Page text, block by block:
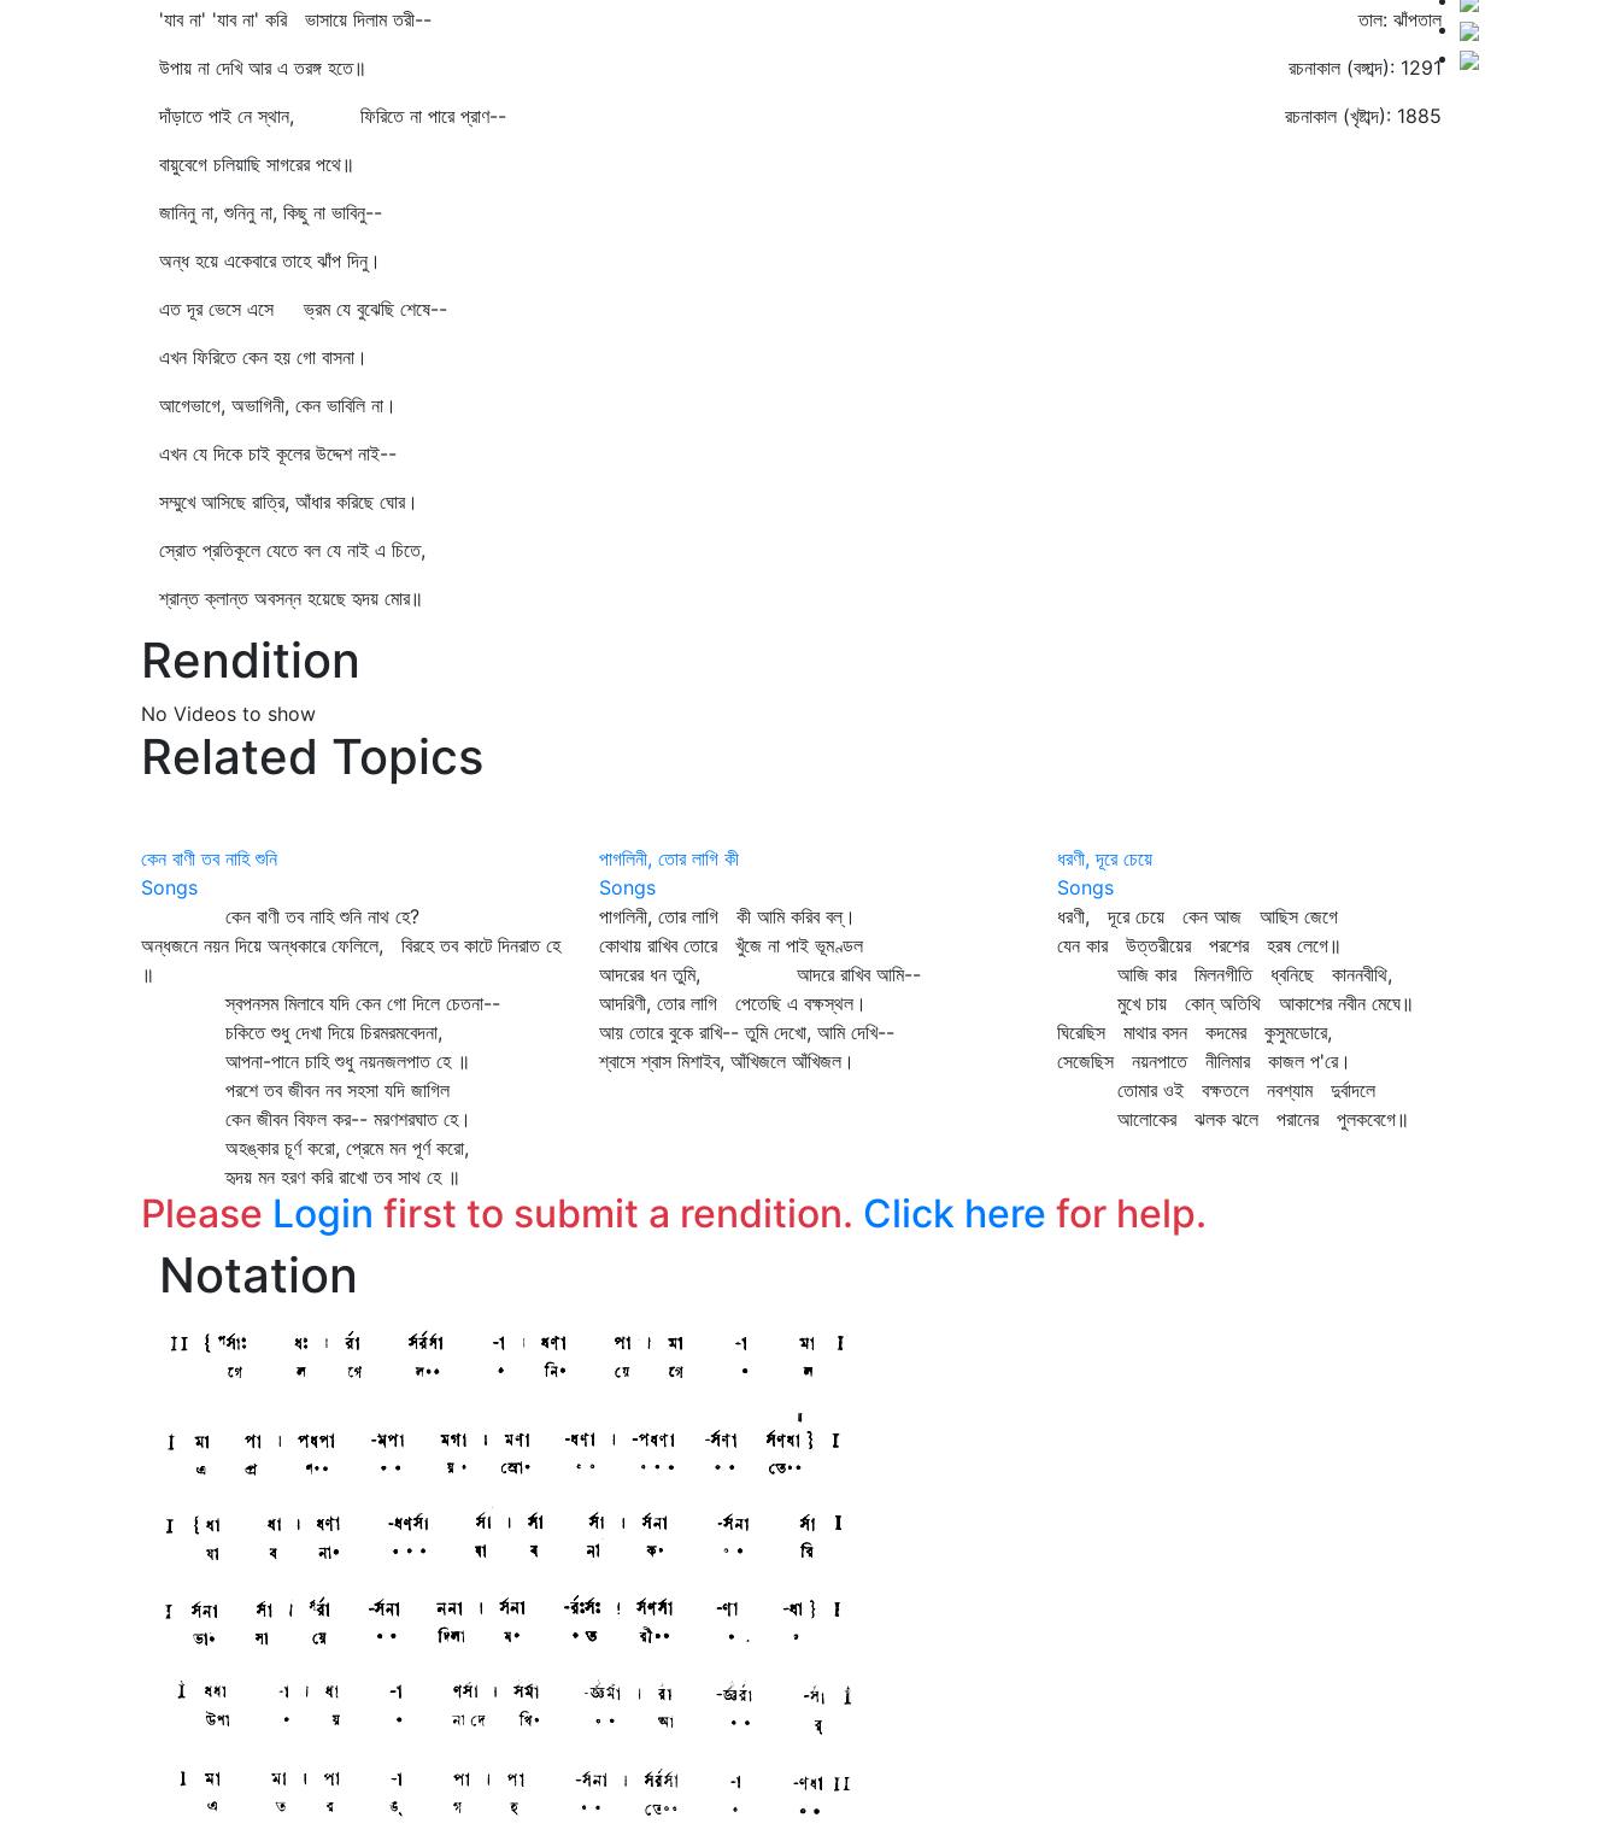
'যাব না' 'যাব না' করি ভাসায়ে দিলাম তরী--
উপায় না দেখি আর এ তরঙ্গ হতে॥
দাঁড়াতে পাই নে স্থান, ফিরিতে না পারে প্রাণ--
বায়ুবেগে চলিয়াছি সাগরের পথে॥
জানিনু না, শুনিনু না, কিছু না ভাবিনু--
অন্ধ হয়ে একেবারে তাহে ঝাঁপ দিনু।
এত দূর ভেসে এসে ভ্রম যে বুঝেছি শেষে--
এখন ফিরিতে কেন হয় গো বাসনা।
আগেভাগে, অভাগিনী, কেন ভাবিলি না।
এখন যে দিকে চাই কূলের উদ্দেশ নাই--
সম্মুখে আসিছে রাত্রি, আঁধার করিছে ঘোর।
স্রোত প্রতিকূলে যেতে বল যে নাই এ চিতে,
শ্রান্ত ক্লান্ত অবসন্ন হয়েছে হৃদয় মোর॥
তাল: ঝাঁপতাল
রচনাকাল (বঙ্গাব্দ): 1291
রচনাকাল (খৃষ্টাব্দ): 1885
Rendition
No Videos to show
Related Topics
কেন বাণী তব নাহি শুনি
Songs
কেন বাণী তব নাহি শুনি নাথ হে?
অন্ধজনে নয়ন দিয়ে অন্ধকারে ফেলিলে, বিরহে তব কাটে দিনরাত হে
॥
স্বপনসম মিলাবে যদি কেন গো দিলে চেতনা--
চকিতে শুধু দেখা দিয়ে চিরমরমবেদনা,
আপনা-পানে চাহি শুধু নয়নজলপাত হে ॥
পরশে তব জীবন নব সহসা যদি জাগিল
কেন জীবন বিফল কর-- মরণশরঘাত হে।
অহঙ্কার চূর্ণ করো, প্রেমে মন পূর্ণ করো,
হৃদয় মন হরণ করি রাখো তব সাথ হে ॥
পাগলিনী, তোর লাগি কী
Songs
পাগলিনী, তোর লাগি কী আমি করিব বল্‌।
কোথায় রাখিব তোরে খুঁজে না পাই ভূমণ্ডল
আদরের ধন তুমি, আদরে রাখিব আমি--
আদরিণী, তোর লাগি পেতেছি এ বক্ষস্থল।
আয় তোরে বুকে রাখি-- তুমি দেখো, আমি দেখি--
শ্বাসে শ্বাস মিশাইব, আঁখিজলে আঁখিজল।
ধরণী, দূরে চেয়ে
Songs
ধরণী, দূরে চেয়ে কেন আজ আছিস জেগে
যেন কার উত্তরীয়ের পরশের হরষ লেগে॥
আজি কার মিলনগীতি ধ্বনিছে কাননবীথি,
মুখে চায় কোন্‌ অতিথি আকাশের নবীন মেঘে॥
ঘিরেছিস মাথার বসন কদমের কুসুমডোরে,
সেজেছিস নয়নপাতে নীলিমার কাজল প'রে।
তোমার ওই বক্ষতলে নবশ্যাম দুর্বাদলে
আলোকের ঝলক ঝলে পরানের পুলকবেগে॥
Please Login first to submit a rendition. Click here for help.
Notation